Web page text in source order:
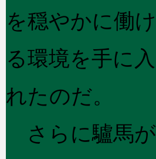
を穏やかに働け
る環境を手に入
れたのだ。
さらに驢馬が